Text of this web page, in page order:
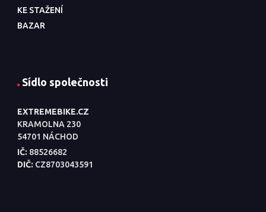
KE STAŽENÍ
BAZAR
Sídlo společnosti
EXTREMEBIKE.CZ
KRAMOLNA 230
54701 NÁCHOD
IČ: 88526682
DIČ: CZ8703043591